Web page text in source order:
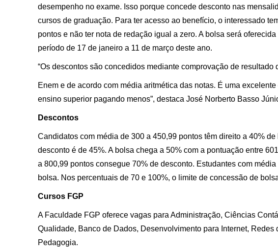
desempenho no exame. Isso porque concede desconto nas
cursos de graduação. Para ter acesso ao benefício, o interessado
pontos e não ter nota de redação igual a zero. A bolsa será
período de 17 de janeiro a 11 de março deste ano.
“Os descontos são concedidos mediante comprovação de resultado
Enem e de acordo com média aritmética das notas. É uma
ensino superior pagando menos”, destaca José Norberto Basso
Descontos
Candidatos com média de 300 a 450,99 pontos têm direito a 40%
desconto é de 45%. A bolsa chega a 50% com a pontuação entre
a 800,99 pontos consegue 70% de desconto. Estudantes com
bolsa. Nos percentuais de 70 e 100%, o limite de concessão de
Cursos FGP
A Faculdade FGP oferece vagas para Administração, Ciências
Qualidade, Banco de Dados, Desenvolvimento para Internet,
Pedagogia.